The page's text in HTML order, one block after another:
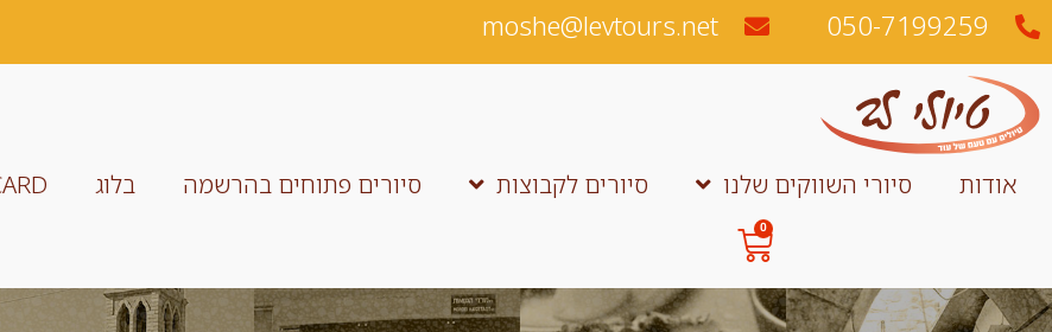
לתוכן 050-7199259‏
moshe@levtours.net
אודות סיורי השווקים שלנו סיורים לקבוצות סיורים פתוחים בהרשמה בלוג
0